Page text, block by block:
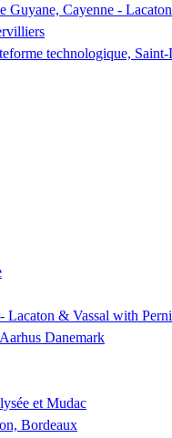
Guyane, Cayenne -
technologique,
& Vassal with
Danemark
et Mudac
Bordeaux